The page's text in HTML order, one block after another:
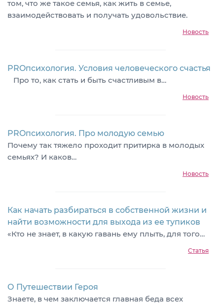
том, что же такое семья, как жить в семье,
взаимодействовать и получать удовольствие.
Новость
PROпсихология. Условия человеческого счастья
Про то, как стать и быть счастливым в…
Новость
PROпсихология. Про молодую семью
Почему так тяжело проходит притирка в молодых
семьях? И каков…
Новость
Как начать разбираться в собственной жизни и
найти возможности для выхода из ее тупиков
«Кто не знает, в какую гавань ему плыть, для того…
Статья
О Путешествии Героя
Знаете, в чем заключается главная беда всех